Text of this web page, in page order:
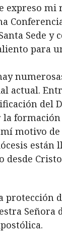
expreso
Sede y
para
actual.
del
motivo
desde
protección